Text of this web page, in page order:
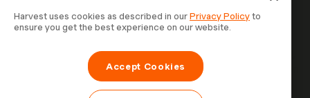
Il tuo tempo merita di essere
tracciato — inizia ora
Unisciti a oltre 70.000 aziende che monitorano il tempo,
fatturano i clienti e vengono pagate più velocemente con
Harvest uses cookies as described in ourPrivacy Policyto
ensure you get the best experience on our website.
Accept Cookies